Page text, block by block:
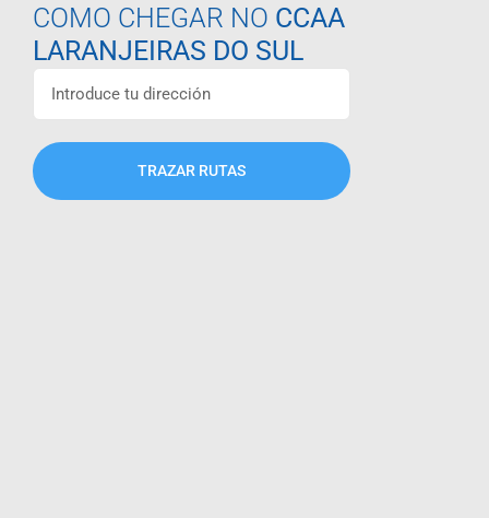
COMO CHEGAR NO CCAA
LARANJEIRAS DO SUL
TRAZAR RUTAS